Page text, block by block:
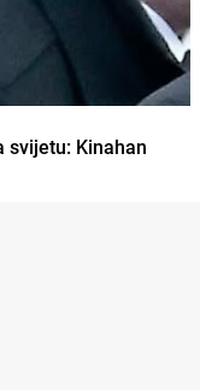
svijetu: Kinahan